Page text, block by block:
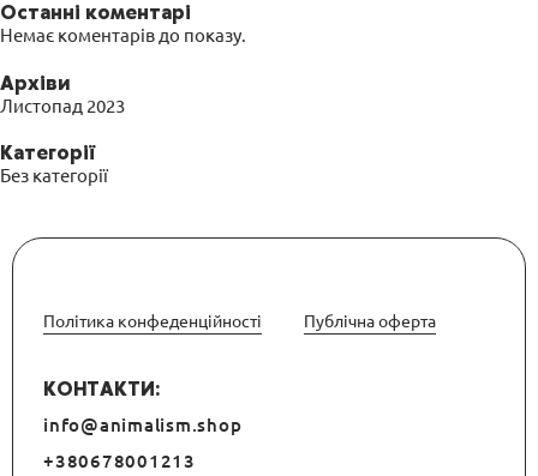
Останні коментарі
Немає коментарів до показу.
Архіви
Листопад 2023
Категорії
Без категорії
КОНТАКТИ:
info@animalism.shop
+380678001213
Політика конфеденційності Публічна оферта